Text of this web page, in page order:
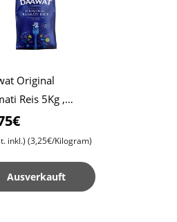
Original
Reis 5Kg ,
Reis , Daawat
weißer
inkl.) (3,25€/Kilogram)
Ausverkauft